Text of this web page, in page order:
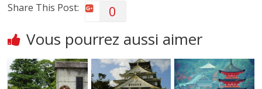
Share This Post: 0
Vous pourrez aussi aimer